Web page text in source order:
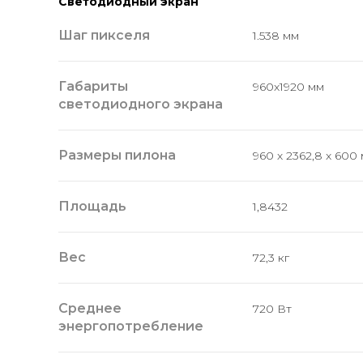
Шаг пикселя 1.538 мм
Габариты
светодиодного экрана
960x1920 мм
Размеры пилона 960 х 2362,8 x 600
Площадь 1,8432
Вес 72,3 кг
Среднее
энергопотребление
720 Вт